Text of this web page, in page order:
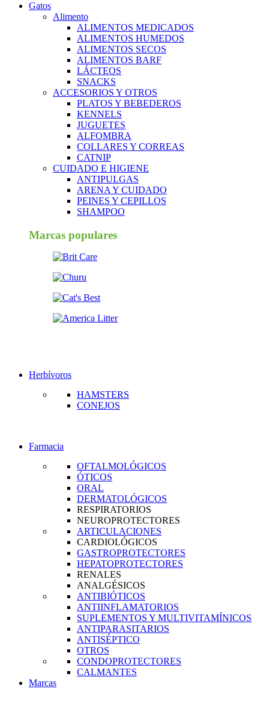
Gatos
Alimento
ALIMENTOS MEDICADOS
ALIMENTOS HUMEDOS
ALIMENTOS SECOS
ALIMENTOS BARF
LÁCTEOS
SNACKS
ACCESORIOS Y OTROS
PLATOS Y BEBEDEROS
KENNELS
JUGUETES
ALFOMBRA
COLLARES Y CORREAS
CATNIP
CUIDADO E HIGIENE
ANTIPULGAS
ARENA Y CUIDADO
PEINES Y CEPILLOS
SHAMPOO
Marcas populares
Herbívoros
HAMSTERS
CONEJOS
Farmacia
OFTALMOLÓGICOS
ÓTICOS
ORAL
DERMATOLÓGICOS
RESPIRATORIOS
NEUROPROTECTORES
ARTICULACIONES
CARDIOLÓGICOS
GASTROPROTECTORES
HEPATOPROTECTORES
RENALES
ANALGÉSICOS
ANTIBIÓTICOS
ANTIINFLAMATORIOS
SUPLEMENTOS Y MULTIVITAMÍNICOS
ANTIPARASITARIOS
ANTISÉPTICO
OTROS
CONDOPROTECTORES
CALMANTES
Marcas